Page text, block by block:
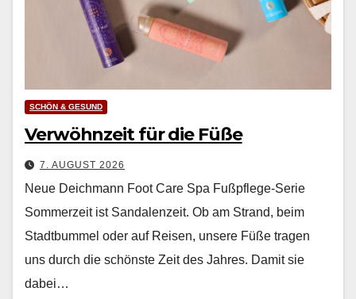
SCHÖN & GESUND
Verwöhnzeit für die Füße
7. AUGUST 2026
Neue Deichmann Foot Care Spa Fußpflege-Serie
Som­merzeit ist San­dalen­zeit. Ob am Strand, beim
Stadt­bum­mel oder auf Reisen, unsere Füße tra­gen
uns durch die schön­ste Zeit des Jahres. Damit sie
dabei…